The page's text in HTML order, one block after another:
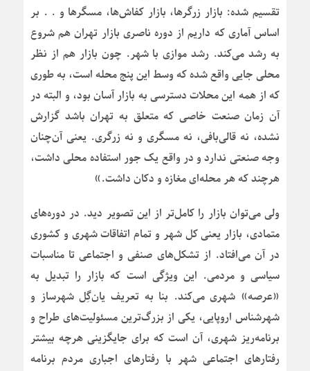
تقسیم شده: بازار زرگرها، بازار کفاش‌ها، مسگرها و . . بر
اساس آماری که داریم از دوره ناصری بازار تهران هم شروع
به رشد می‌کند. رشد موازی با شهر. چون بازار هم از نظر
محلی جایی واقع شده که وسط این پنج محله است، به طوری
که از همه این محلات دسترسی به بازار آسان بود، و البته در
آن زمان صنعت خاصی که متعلق به تهران باشد گزارش
نشده، نه قالی‌بافی، نه مسگری و نه زرگری. یعنی آن‌چنان
وجه صنعتی ندارد و در واقع یک جور استفاده محلی داشت،
هرچند که هر محله‌ای مغازه و دکان داشت.»
ولی می‌توان بازار را کامل‌تر از این تصویر دید. در دوره‌های
متمادی، بازار یعنی کل شهر و تمام اتفاقات شهری و کشوری
در آن می‌افتاد. از تشکل‌های صنفی و اجتماعی تا مناسبات
سیاسی و مردمی. این ویژگی است که بازار را تبدیل به
«عرصه» شهری می‌کند. بنا به تعریف یان‌گِل شهرساز و
شهرشناس اروپایی، یکی از بزرگ‌ترین مسئولیت‌های طراح و
برنامه‌ریز شهری، آن است که برای جایگزینی هرچه بیشتر
رفتارهای اجتماعی شهر با رفتارهای اجباری مردم برنامه